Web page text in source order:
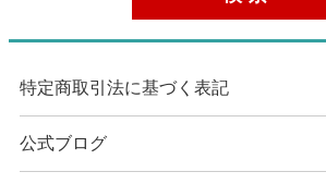
特定商取引法に基づく表記
公式ブログ